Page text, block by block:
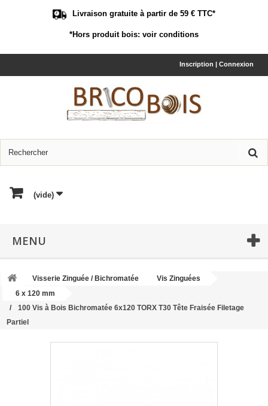
Livraison gratuite à partir de 59 € TTC*
*Hors produit bois: voir conditions
Inscription | Connexion
(vide)
MENU
Visserie Zinguée / Bichromatée
Vis Zinguées
6 x 120 mm
100 Vis à Bois Bichromatée 6x120 TORX T30 Tête Fraisée Filetage
Partiel